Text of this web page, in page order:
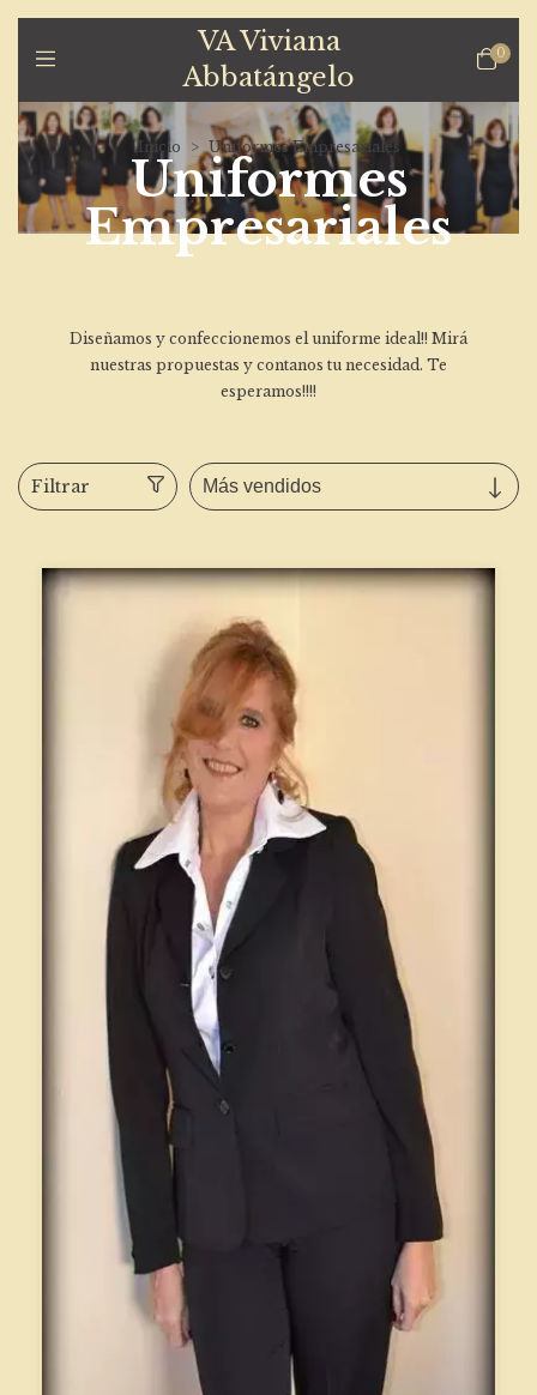
VA Viviana
Abbatángelo
0
Inicio > Uniformes Empresariales
Uniformes
Empresariales
Diseñamos y confeccionemos el uniforme ideal!! Mirá
nuestras propuestas y contanos tu necesidad. Te
esperamos!!!!
Filtrar